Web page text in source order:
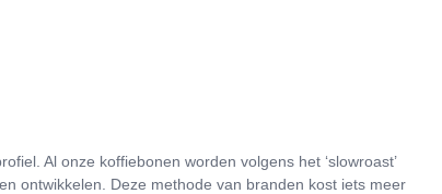
Al onze koffiebonen worden volgens het ‘slowroast’
ontwikkelen. Deze methode van branden kost iets meer